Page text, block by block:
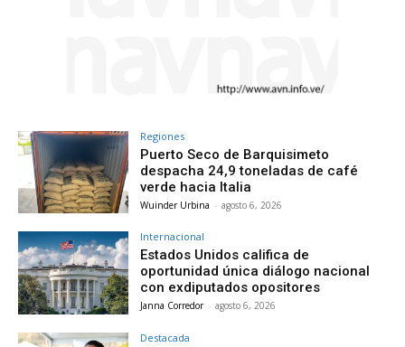
Regiones
Puerto Seco de Barquisimeto
despacha 24,9 toneladas de café
verde hacia Italia
Wuinder Urbina - agosto 6, 2026
Internacional
Estados Unidos califica de
oportunidad única diálogo nacional
con exdiputados opositores
Janna Corredor - agosto 6, 2026
Destacada